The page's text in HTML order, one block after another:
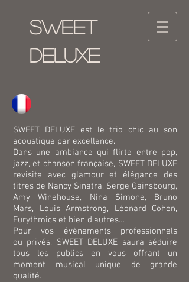
SWEET
DELUXE
SWEET DELUXE est le trio chic au son
acoustique par excellence.
Dans une ambiance qui flirte entre pop,
jazz, et chanson française, SWEET DELUXE
revisite avec glamour et élégance des
titres de Nancy Sinatra, Serge Gainsbourg,
Amy Winehouse, Nina Simone, Bruno
Mars, Louis Armstrong, Léonard Cohen,
Eurythmics et bien d'autres…
Pour vos évènements professionnels
ou privés, SWEET DELUXE saura séduire
tous les publics en vous offrant un
moment musical unique de grande
qualité.